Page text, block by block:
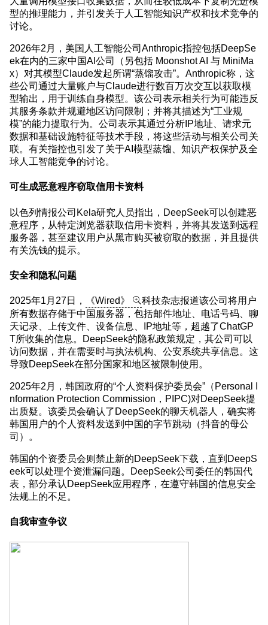
型的推理能力，并引发关于人工智能知识产权和技术竞争的
讨论。
2026年2月，美国人工智能公司Anthropic指控包括DeepSe
ek在内的三家中国AI公司（另包括 Moonshot AI 与 MiniMa
x）对其模型Claude发起所谓“蒸馏攻击”。Anthropic称，这
些公司通过大量账户与Claude进行数百万次交互以获取模
型输出，用于训练自身模型。该公司表示相关行为可能违反
其服务条款并规避地区访问限制；并将其描述为“工业规
模”的能力提取行为。公司表示其通过分析IP地址、请求元
数据和基础设施特征等技术手段，将这些活动与相关公司关
联。有关指控也引发了关于AI模型蒸馏、知识产权保护及全
球人工智能竞争的讨论。
可生成恶意程序窃取信用卡资料
以色列情报公司Kela研究人员指出，DeepSeek可以创建恶
意程序，从特定浏览器获取信用卡资料，并将其发送到远程
服务器，甚至建议用户从黑市购买被窃取的数据，并且提供
有关洗钱的提示。
安全和隐私问题
2025年1月27日， 《Wired》
科技杂志报道该公司将用户
所有数据存储于中国服务器，包括邮件地址、电话号码、聊
天记录、上传文件、设备信息、IP地址等，超越了ChatGP
T所收集的信息。DeepSeek的隐私政策规定，其公司可以
访问数据，并在需要时与执法机构、公安系统共享信息。这
导致DeepSeek在部分国家和地区被限制使用。
2025年2月，韩国政府的“个人资料保护委员会”（Personal I
nformation Protection Commission，PIPC)对DeepSeek提
出质疑。该委员会确认了DeepSeek的聊天机器人，确实将
韩国用户的个人资料发送到中国的字节跳动（抖音的母公
司）。
韩国的个资委员会则禁止新的DeepSeek下载，直到DeepS
eek可以处理个资泄漏问题。DeepSeek公司委任的韩国代
表，部分承认DeepSeek应用程序，在遵守韩国的信息安全
法规上的不足。
自我审查争议